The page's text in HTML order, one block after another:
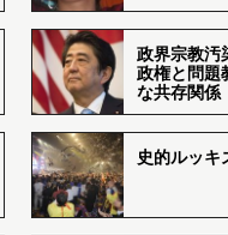
政界宗教汚
政権と問題
な共存関係
史的ルッキ